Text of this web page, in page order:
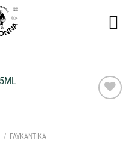
/ ΓΛΥΚΑΝΤΙΚΑ